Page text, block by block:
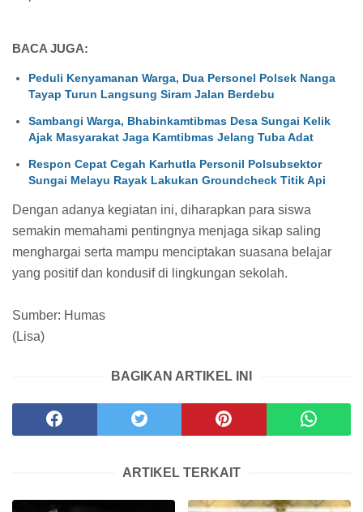
BACA JUGA:
Peduli Kenyamanan Warga, Dua Personel Polsek Nanga
Tayap Turun Langsung Siram Jalan Berdebu
Sambangi Warga, Bhabinkamtibmas Desa Sungai Kelik
Ajak Masyarakat Jaga Kamtibmas Jelang Tuba Adat
Respon Cepat Cegah Karhutla Personil Polsubsektor
Sungai Melayu Rayak Lakukan Groundcheck Titik Api
Dengan adanya kegiatan ini, diharapkan para siswa
semakin memahami pentingnya menjaga sikap saling
menghargai serta mampu menciptakan suasana belajar
yang positif dan kondusif di lingkungan sekolah.
Sumber: Humas
(Lisa)
BAGIKAN ARTIKEL INI
ARTIKEL TERKAIT